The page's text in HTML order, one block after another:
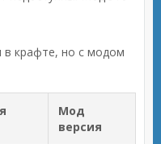
крафте, но с модом
Мод
версия